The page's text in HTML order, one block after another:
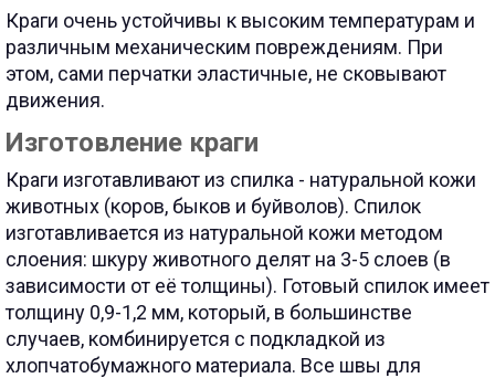
Краги очень устойчивы к высоким температурам и
различным механическим повреждениям. При
этом, сами перчатки эластичные, не сковывают
движения.
Изготовление краги
Краги изготавливают из спилка - натуральной кожи
животных (коров, быков и буйволов). Спилок
изготавливается из натуральной кожи методом
слоения: шкуру животного делят на 3-5 слоев (в
зависимости от её толщины). Готовый спилок имеет
толщину 0,9-1,2 мм, который, в большинстве
случаев, комбинируется с подкладкой из
хлопчатобумажного материала. Все швы для